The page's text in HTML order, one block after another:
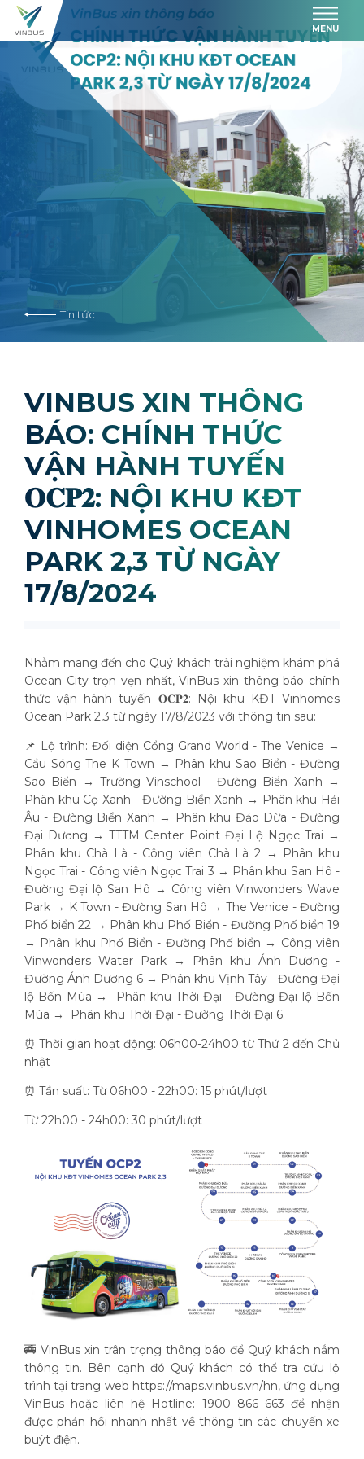
MENU
Tin tức
VINBUS XIN THÔNG
BÁO: CHÍNH THỨC
VẬN HÀNH TUYẾN
𝐎𝐂𝐏𝟐: NỘI KHU KĐT
VINHOMES OCEAN
PARK 2,3 TỪ NGÀY
17/8/2024
Nhằm mang đến cho Quý khách trải nghiệm khám phá
Ocean City trọn vẹn nhất, VinBus xin thông báo chính
thức vận hành tuyến 𝐎𝐂𝐏𝟐: Nội khu KĐT Vinhomes
Ocean Park 2,3 từ ngày 17/8/2023 với thông tin sau:
📌 Lộ trình: Đối diện Cổng Grand World - The Venice →
Cầu Sóng The K Town → Phân khu Sao Biển - Đường
Sao Biển → Trường Vinschool - Đường Biển Xanh →
Phân khu Cọ Xanh - Đường Biển Xanh → Phân khu Hải
Âu - Đường Biển Xanh → Phân khu Đảo Dừa - Đường
Đại Dương → TTTM Center Point Đại Lộ Ngọc Trai →
Phân khu Chà Là - Công viên Chà Là 2 → Phân khu
Ngọc Trai - Công viên Ngọc Trai 3 → Phân khu San Hô -
Đường Đại lộ San Hô → Công viên Vinwonders Wave
Park → K Town - Đường San Hô → The Venice - Đường
Phố biển 22 → Phân khu Phố Biển - Đường Phố biển 19
→ Phân khu Phố Biển - Đường Phố biển → Công viên
Vinwonders Water Park → Phân khu Ánh Dương -
Đường Ánh Dương 6 → Phân khu Vịnh Tây - Đường Đại
lộ Bốn Mùa → Phân khu Thời Đại - Đường Đại lộ Bốn
Mùa → Phân khu Thời Đại - Đường Thời Đại 6.
⏰ Thời gian hoạt động: 06h00-24h00 từ Thứ 2 đến Chủ
nhật
⏰ Tần suất: Từ 06h00 - 22h00: 15 phút/lượt
Từ 22h00 - 24h00: 30 phút/lượt
🚎 VinBus xin trân trọng thông báo để Quý khách nắm
thông tin. Bên cạnh đó Quý khách có thể tra cứu lộ
trình tại trang web https://maps.vinbus.vn/hn, ứng dụng
VinBus hoặc liên hệ Hotline: 1900 866 663 để nhận
được phản hồi nhanh nhất về thông tin các chuyến xe
buýt điện.